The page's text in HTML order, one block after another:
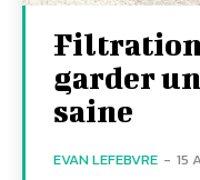
Filtration
garder
saine
EVAN LEFEBVRE - 15